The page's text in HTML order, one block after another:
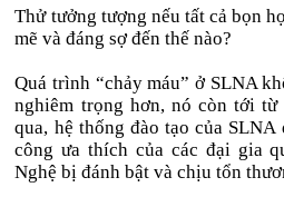
Thử tưởng tượng nếu tất cả bọn
mẽ và đáng sợ đến thế nào?
Quá trình “chảy máu” ở SLNA
nghiêm trọng hơn, nó còn tới
qua, hệ thống đào tạo của
công ưa thích của các đại gia
Nghệ bị đánh bật và chịu tổn